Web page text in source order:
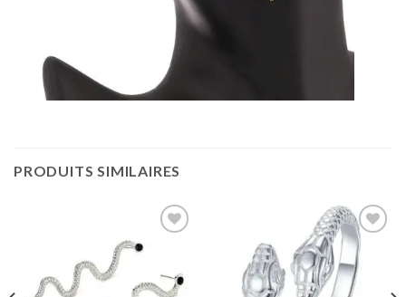
PRODUITS SIMILAIRES
wishlist
Ajouter
wishlist